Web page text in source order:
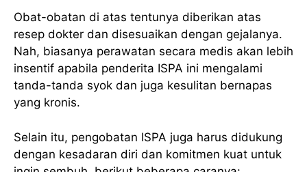
Obat-obatan di atas tentunya diberikan atas
resep dokter dan disesuaikan dengan gejalanya.
Nah, biasanya perawatan secara medis akan lebih
insentif apabila penderita ISPA ini mengalami
tanda-tanda syok dan juga kesulitan bernapas
yang kronis.
Selain itu, pengobatan ISPA juga harus didukung
dengan kesadaran diri dan komitmen kuat untuk